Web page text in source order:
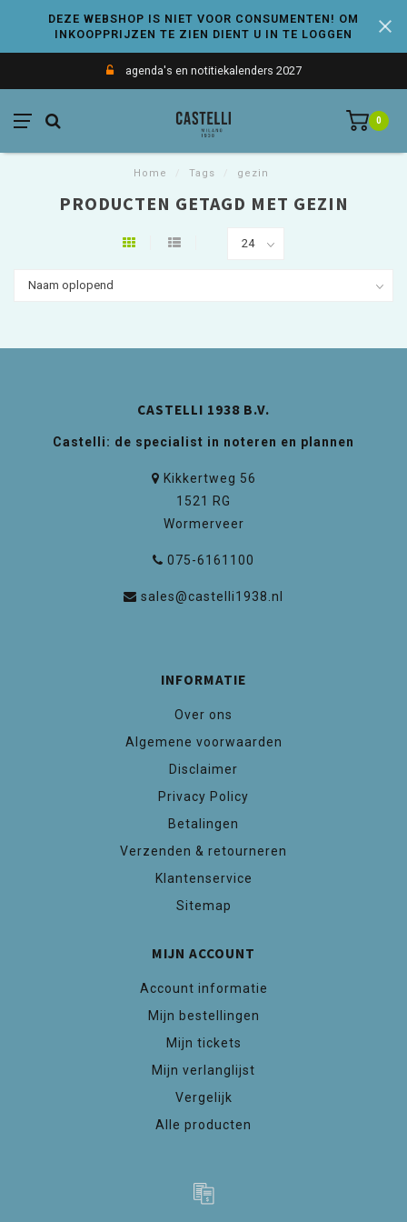
DEZE WEBSHOP IS NIET VOOR CONSUMENTEN! OM
INKOOPPRIJZEN TE ZIEN DIENT U IN TE LOGGEN
agenda's en notitiekalenders 2027
0
Home Tags gezin
PRODUCTEN GETAGD MET GEZIN
CASTELLI 1938 B.V.
Castelli: de specialist in noteren en plannen
Kikkertweg 56
1521 RG
Wormerveer
075-6161100
sales@castelli1938.nl
INFORMATIE
Over ons
Algemene voorwaarden
Disclaimer
Privacy Policy
Betalingen
Verzenden & retourneren
Klantenservice
Sitemap
MIJN ACCOUNT
Account informatie
Mijn bestellingen
Mijn tickets
Mijn verlanglijst
Vergelijk
Alle producten